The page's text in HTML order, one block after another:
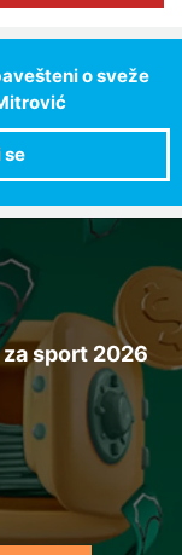
o sveže
sport 2026